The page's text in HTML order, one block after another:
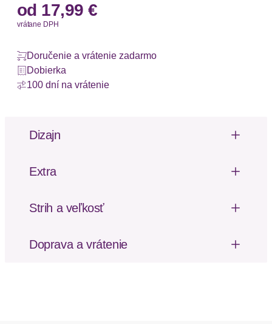
od 17,99 €
vrátane DPH
Doručenie a vrátenie zadarmo
Dobierka
100 dní na vrátenie
Dizajn
kleinem Aufschlag. Auffälliger Schriftzug vorn. Aus
Vzor: S nápisom
Extra
Strih a veľkosť
Strih: Štandardný fit
Doprava a vrátenie